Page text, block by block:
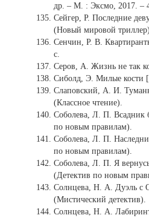
др. – М. : Эксмо, 2017. –
Сейгер, Р. Последние
(Новый мировой
Сенчин, Р. В.
с.
Серов, А. Жизнь не так
Сиболд, Э. Милые кости
Слаповский, А. И.
(Классное чтение).
Соболева, Л. П. Всадник
по новым правилам).
Соболева, Л. П.
по новым правилам).
Соболева, Л. П. Я
(Детектив по новым
Солнцева, Н. А. Дуэль с
(Мистический детектив).
Солнцева, Н. А.